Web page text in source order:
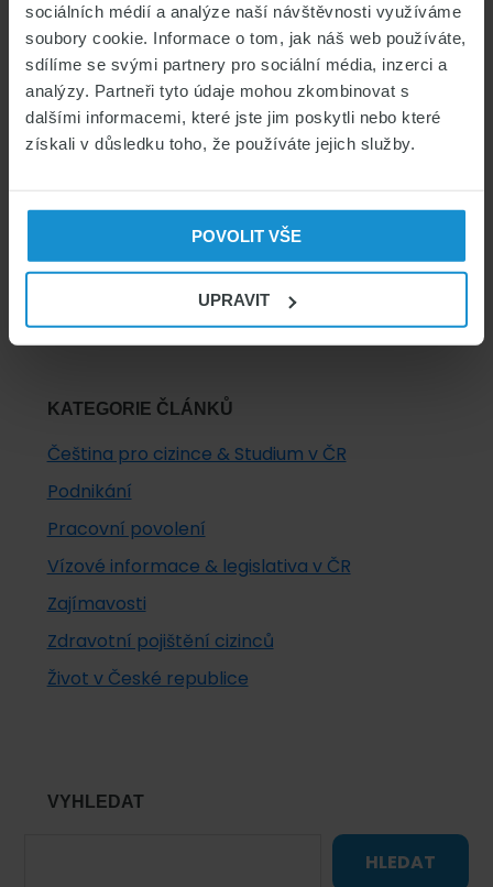
sociálních médií a analýze naší návštěvnosti využíváme
soubory cookie. Informace o tom, jak náš web používáte,
sdílíme se svými partnery pro sociální média, inzerci a
analýzy. Partneři tyto údaje mohou zkombinovat s
dalšími informacemi, které jste jim poskytli nebo které
získali v důsledku toho, že používáte jejich služby.
POVOLIT VŠE
UPRAVIT
Primary
Sidebar
SPOČÍTAT POJIŠTĚNÍ
ZDRAVOTNÍ POJIŠTĚNÍ CIZINCŮ
KATEGORIE ČLÁNKŮ
Čeština pro cizince & Studium v ČR
Podnikání
Pracovní povolení
Vízové informace & legislativa v ČR
Zajímavosti
Zdravotní pojištění cizinců
Život v České republice
VYHLEDAT
HLEDAT